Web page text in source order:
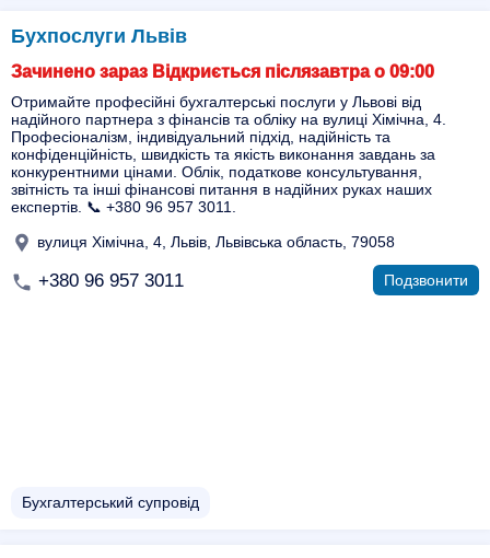
Бухпослуги Львів
Зачинено зараз Відкриється післязавтра о 09:00
Отримайте професійні бухгалтерські послуги у Львові від
надійного партнера з фінансів та обліку на вулиці Хімічна, 4.
Професіоналізм, індивідуальний підхід, надійність та
конфіденційність, швидкість та якість виконання завдань за
конкурентними цінами. Облік, податкове консультування,
звітність та інші фінансові питання в надійних руках наших
експертів. 📞 +380 96 957 3011.
вулиця Хімічна, 4, Львів, Львівська область, 79058
+380 96 957 3011 Подзвонити
Бухгалтерський супровід